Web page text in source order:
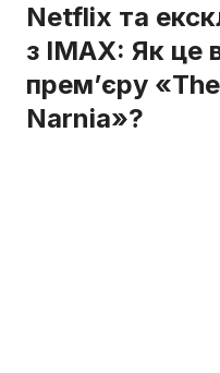
Netflix та
з IMAX: Як це
прем’єру
Narnia»?